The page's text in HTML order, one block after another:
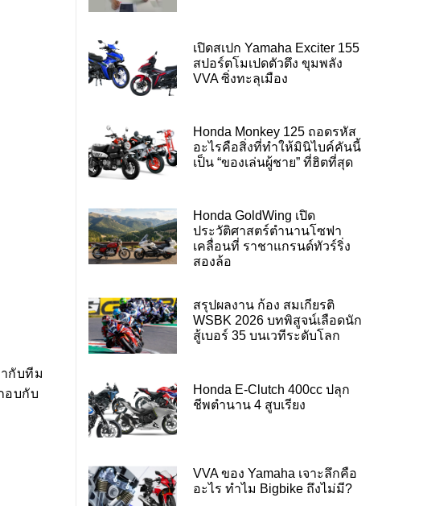
กับทีม
อบกับ
เปิดสเปก Yamaha Exciter 155
สปอร์ตโมเปดตัวตึง ขุมพลัง
VVA ซิ่งทะลุเมือง
Honda Monkey 125 ถอดรหัส
อะไรคือสิ่งที่ทำให้มินิไบค์คันนี้
เป็น “ของเล่นผู้ชาย” ที่ฮิตที่สุด
Honda GoldWing เปิด
ประวัติศาสตร์ตำนานโซฟา
เคลื่อนที่ ราชาแกรนด์ทัวร์ริ่ง
สองล้อ
สรุปผลงาน ก้อง สมเกียรติ
WSBK 2026 บทพิสูจน์เลือดนัก
สู้เบอร์ 35 บนเวทีระดับโลก
Honda E-Clutch 400cc ปลุก
ชีพตำนาน 4 สูบเรียง
VVA ของ Yamaha เจาะลึกคือ
อะไร ทำไม Bigbike ถึงไม่มี?